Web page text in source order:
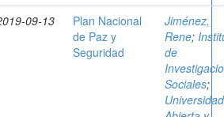
09-13
Plan Nacional
de Paz y
Seguridad
Jiménez,
Rene;
de
Sociales;
Universidad